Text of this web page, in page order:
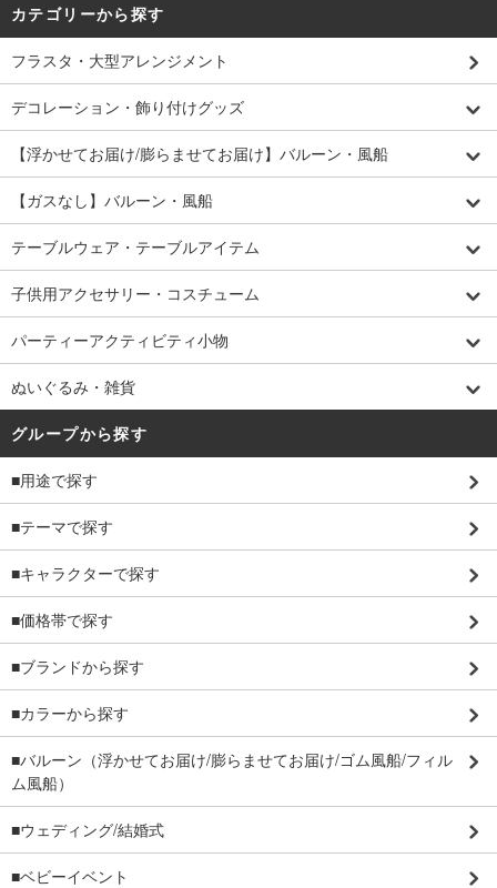
カテゴリーから探す
フラスタ・大型アレンジメント
デコレーション・飾り付けグッズ
【浮かせてお届け/膨らませてお届け】バルーン・風船
【ガスなし】バルーン・風船
テーブルウェア・テーブルアイテム
子供用アクセサリー・コスチューム
パーティーアクティビティ小物
ぬいぐるみ・雑貨
グループから探す
■用途で探す
■テーマで探す
■キャラクターで探す
■価格帯で探す
■ブランドから探す
■カラーから探す
■バルーン（浮かせてお届け/膨らませてお届け/ゴム風船/フィル
ム風船）
■ウェディング/結婚式
■ベビーイベント